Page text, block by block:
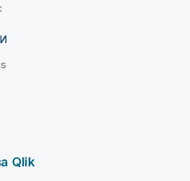
Qlik